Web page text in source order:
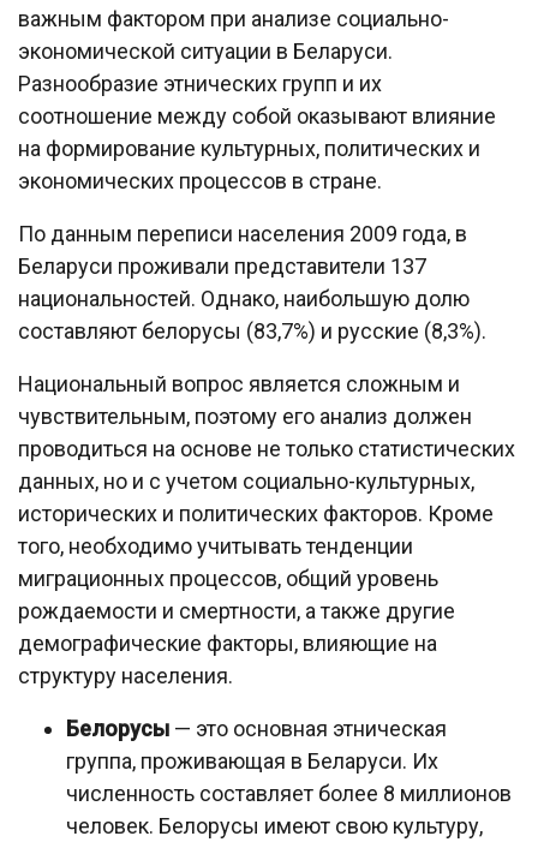
важным фактором при анализе социально-
экономической ситуации в Беларуси.
Разнообразие этнических групп и их
соотношение между собой оказывают влияние
на формирование культурных, политических и
экономических процессов в стране.
По данным переписи населения 2009 года, в
Беларуси проживали представители 137
национальностей. Однако, наибольшую долю
составляют белорусы (83,7%) и русские (8,3%).
Национальный вопрос является сложным и
чувствительным, поэтому его анализ должен
проводиться на основе не только статистических
данных, но и с учетом социально-культурных,
исторических и политических факторов. Кроме
того, необходимо учитывать тенденции
миграционных процессов, общий уровень
рождаемости и смертности, а также другие
демографические факторы, влияющие на
структуру населения.
Белорусы — это основная этническая
группа, проживающая в Беларуси. Их
численность составляет более 8 миллионов
человек. Белорусы имеют свою культуру,